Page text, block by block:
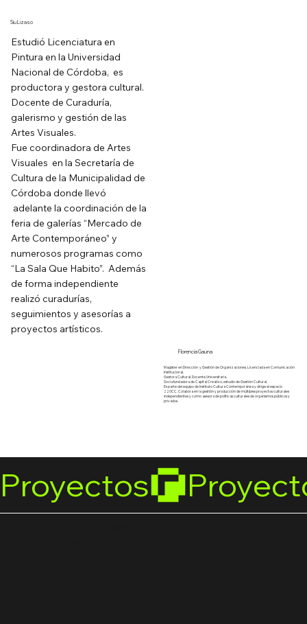
Siu Lizaso
Estudió Licenciatura en
Pintura en la Universidad
Nacional de Córdoba, es
productora y gestora cultural.
Docente de Curaduría,
galerismo y gestión de las
Artes Visuales.
Fue coordinadora de Artes
Visuales en la Secretaría de
Cultura de la Municipalidad de
Córdoba donde llevó
adelante la coordinación de la
feria de galerías “Mercado de
Arte Contemporáneo” y
numerosos programas como
“La Sala Que Habito”. Además
de forma independiente
realizó curadurías,
seguimientos y asesorías a
proyectos artísticos.
Florencia Gauna
Magister en Dirección y Gestión de Organizaciones. Licenciada en Comunicación
Institucional.
Gestora Cultural. Docente Universitaria.
Socia fundadora de Capital Creativo, estudio de Gestión Cultural.
Es parte del equipo de Instituto Cultura Contemporánea y dirige el espacio
220CC. Colabora en la gestión y producción de múltiples proyectos culturales
independientes y como asesora de políticas culturales de organismos públicos y
privados.
Proyectos